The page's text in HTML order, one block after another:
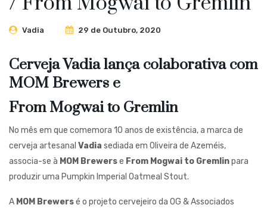
Vadia 29 de Outubro, 2020
Cerveja Vadia lança colaborativa com
MOM Brewers e
From Mogwai to Gremlin
No mês em que comemora 10 anos de existência, a marca de
cerveja artesanal Vadia sediada em Oliveira de Azeméis,
associa-se à MOM Brewerse From Mogwai to Gremlinpara
produzir uma Pumpkin Imperial Oatmeal Stout.
A MOM Brewersé o projeto cervejeiro da OG & Associados